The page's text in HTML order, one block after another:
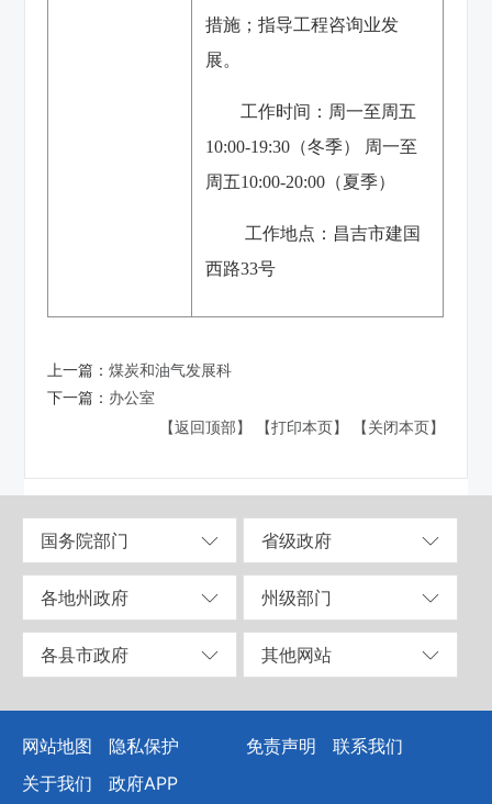
措施；指导工程咨询业发
展。
工作时间：周一至周五
10:00-19:30（冬季） 周一至
周五10:00-20:00（夏季）
工作地点：昌吉市建国
西路33号
上一篇：煤炭和油气发展科
下一篇： 办公室
【返回顶部】
【打印本页】 【关闭本页】
国务院部门 省级政府
各地州政府 州级部门
各县市政府 其他网站
网站地图 隐私保护 免责声明
联系我们
关于我们
政府APP